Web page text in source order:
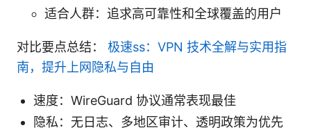
适合人群：追求高可靠性和全球覆盖的用户
对比要点总结： 极速ss：VPN 技术全解与实用指
南，提升上网隐私与自由
速度：WireGuard 协议通常表现最佳
隐私：无日志、多地区审计、透明政策为优先